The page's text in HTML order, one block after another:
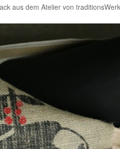
aus dem Atelier von traditionsWerk